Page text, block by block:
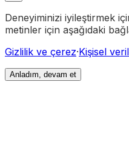
Deneyiminizi iyileştirmek
metinler için aşağıdaki
Gizlilik ve çerez·Kişisel
Anladım, devam et